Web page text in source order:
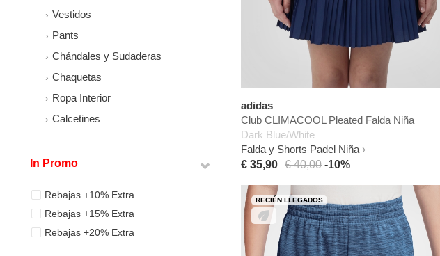
Vestidos
Pants
Chándales y Sudaderas
Chaquetas
Ropa Interior
Calcetines
In Promo
Rebajas +10% Extra
Rebajas +15% Extra
Rebajas +20% Extra
adidas
Club CLIMACOOL Pleated Falda Niña
Dark Blue/White
Falda y Shorts Padel Niña
€ 35,90 € 40,00 -10%
RECIÉN LLEGADOS